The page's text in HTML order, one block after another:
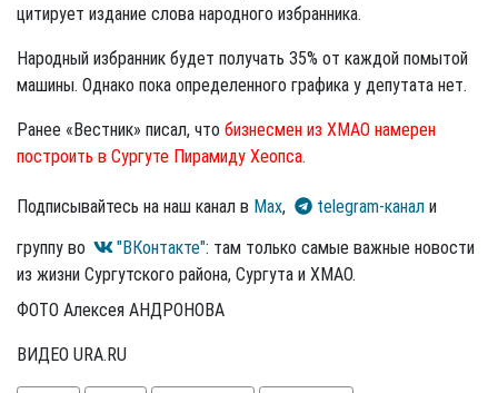
цитирует издание слова народного избранника.
Народный избранник будет получать 35% от каждой помытой
машины. Однако пока определенного графика у депутата нет.
Ранее «Вестник» писал, что бизнесмен из ХМАО намерен
построить в Сургуте Пирамиду Хеопса.
Подписывайтесь на наш канал в Max, telegram-канал и
группу во
"ВКонтакте": там только самые важные новости
из жизни Сургутского района, Сургута и ХМАО.
ФОТО Алексея АНДРОНОВА
ВИДЕО URA.RU